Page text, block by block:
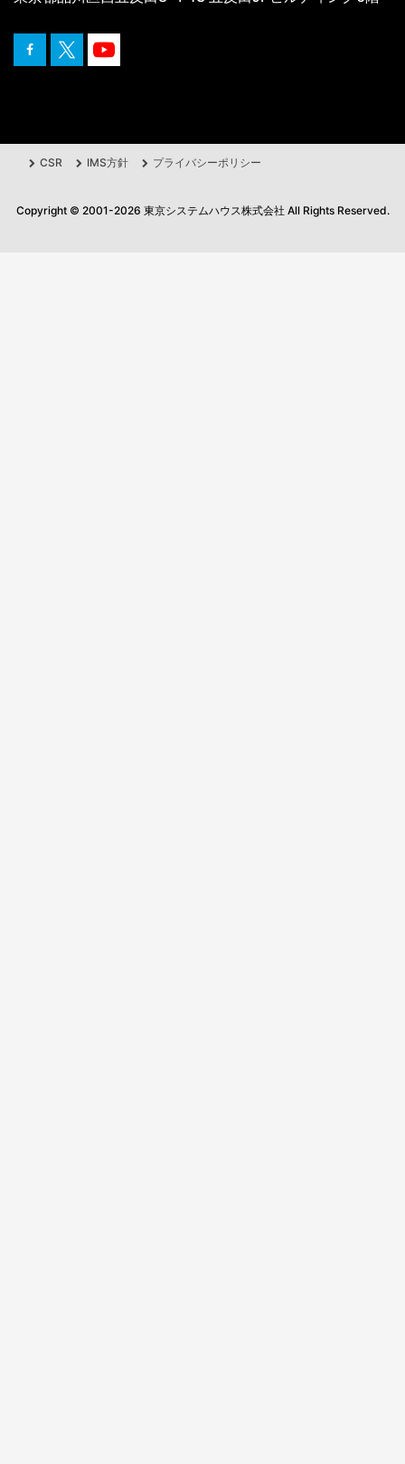
Copyright © 2001-2026 東京システムハウス株式会社 All Rights Reserved.
CSR IMS方針 プライバシーポリシー